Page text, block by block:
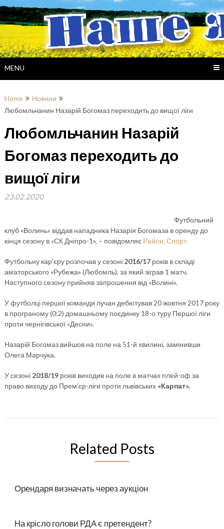
Skip
to
content
MENU
Home
Новини
Любомльчанин Назарій Богомаз переходить до вищої ліги
Любомльчанин Назарій
Богомаз переходить до
вищої ліги
23.02.2020
Футбольний
клуб «Волинь» віддав нападника Назарія Богомаза в оренду до
кінця сезону в «СК Дніпро-1», – повідомляє Район. Спорт.
Футбольну кар’єру розпочав у сезоні 2016/17років в складі
аматорського «Рубежа» (Любомль), за який зіграв 1 матч.
Наступного сезону прийняв запрошення від «Волині».
У футболці першої команди лучан дебютував 20 жовтня 2017 року
в програному (0:2) домашньому поєдинку 18-о туру Першої ліги
проти чернігівської «Десни».
Назарій Богомаз вийшов на поле на 51-й хвилині, замінивши
Олега Марчука.
У сезоні 2018/19років виходив на поле в матчах плей-оф за
право виходу до Прем’єр-ліги проти львівських «Карпат».
Related Posts
Орендаря визначать через аукціон
На крісло голови РДА є претендент?